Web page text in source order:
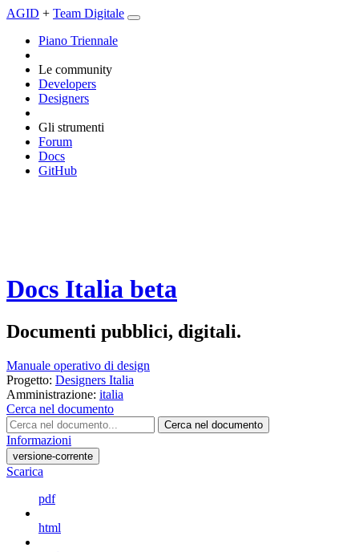
AGID + Team Digitale
Piano Triennale
Le community
Developers
Designers
Gli strumenti
Forum
Docs
GitHub
Docs Italia beta
Documenti pubblici, digitali.
Manuale operativo di design
Progetto: Designers Italia
Amministrazione: italia
Cerca nel documento
Cerca nel documento
Informazioni
versione-corrente
Scarica
pdf
html